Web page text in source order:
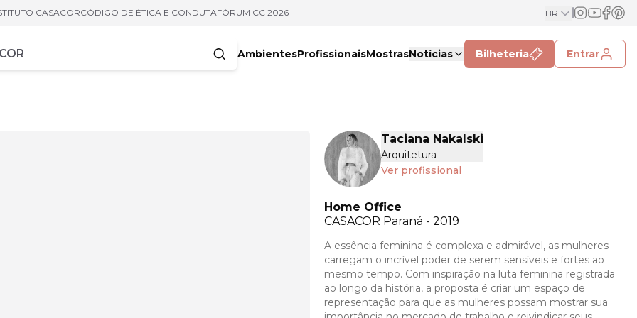
CASACORCÓDIGO DE ÉTICA E CONDUTAFÓRUM CC 2026 BR
AmbientesProfissionaisMostrasNotícias Bilheteria Entrar
Taciana Nakalski
Arquitetura
Ver profissional
Home Office
CASACOR Paraná - 2019
A essência feminina é complexa e admirável, as mulheres
carregam o incrível poder de serem sensíveis e fortes ao
mesmo tempo. Com inspiração na luta feminina registrada
ao longo da história, a proposta é criar um espaço de
representação para que as mulheres possam mostrar sua